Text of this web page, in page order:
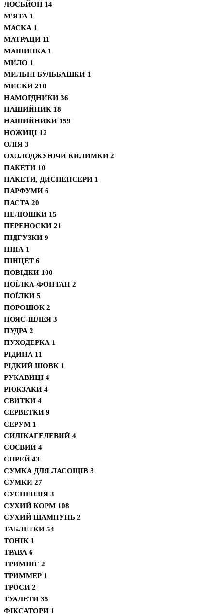
ЛОСЬЙОН 14
М'ЯТА 1
МАСКА 1
МАТРАЦИ 11
МАШИНКА 1
МИЛО 1
МИЛЬНІ БУЛЬБАШКИ 1
МИСКИ 210
НАМОРДНИКИ 36
НАШИЙНИК 18
НАШИЙНИКИ 159
НОЖИЦІ 12
ОЛІЯ 3
ОХОЛОДЖУЮЧИ КИЛИМКИ 2
ПАКЕТИ 10
ПАКЕТИ, ДИСПЕНСЕРИ 1
ПАРФУМИ 6
ПАСТА 20
ПЕЛЮШКИ 15
ПЕРЕНОСКИ 21
ПІДГУЗКИ 9
ПІНА 1
ПІНЦЕТ 6
ПОВІДКИ 100
ПОЇЛКА-ФОНТАН 2
ПОЇЛКИ 5
ПОРОШОК 2
ПОЯС-ШЛЕЯ 3
ПУДРА 2
ПУХОДЕРКА 1
РІДИНА 11
РІДКИЙ ШОВК 1
РУКАВИЦІ 4
РЮКЗАКИ 4
СВИТКИ 4
СЕРВЕТКИ 9
СЕРУМ 1
СИЛІКАГЕЛЕВИЙ 4
СОЄВИЙ 4
СПРЕЙ 43
СУМКА ДЛЯ ЛАСОЩІВ 3
СУМКИ 27
СУСПЕНЗІЯ 3
СУХИЙ КОРМ 108
СУХИЙ ШАМПУНЬ 2
ТАБЛЕТКИ 54
ТОНІК 1
ТРАВА 6
ТРИМІНГ 2
ТРИММЕР 1
ТРОСИ 2
ТУАЛЕТИ 35
ФІКСАТОРИ 1